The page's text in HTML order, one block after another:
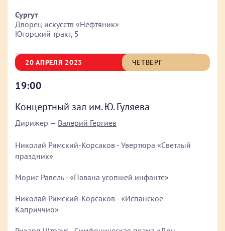
Сургут
Дворец искусств «Нефтяник»
Югорский тракт, 5
20 АПРЕЛЯ 2023 ЧЕТВЕРГ
19:00
Концертный зал им. Ю. Гуляева
Дирижер — Валерий Гергиев
Николай Римский-Корсаков - Увертюра «Светлый
праздник»
Морис Равель - «Павана усопшей инфанте»
Николай Римский-Корсаков - «Испанское
Каприччио»